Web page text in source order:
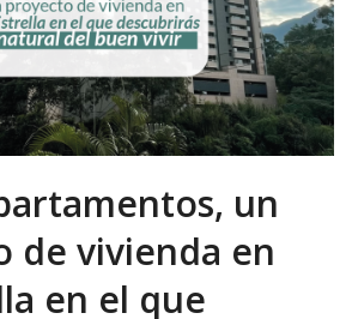
un
de vivienda en
en el que